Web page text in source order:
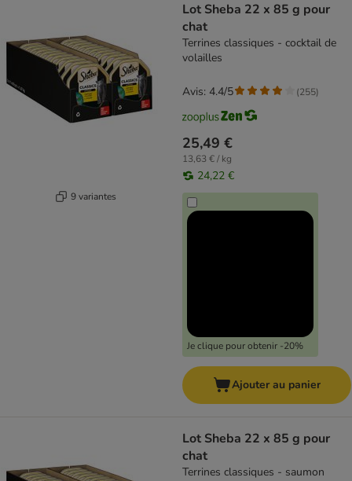
9 variantes
Lot Sheba 22 x 85 g pour
chat
Terrines classiques - cocktail de
volailles
25,49 €
13,63 € / kg
24,22 €
Je clique pour obtenir -20%
Avis: 4.4/5 (255)
Ajouter au panier
Lot Sheba 22 x 85 g pour
chat
Terrines classiques - saumon